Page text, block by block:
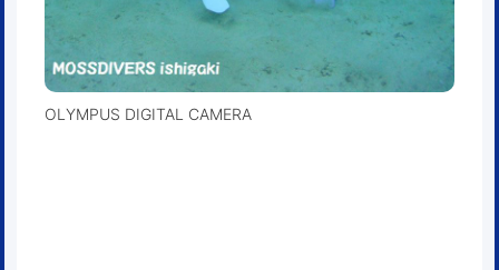
OLYMPUS DIGITAL CAMERA